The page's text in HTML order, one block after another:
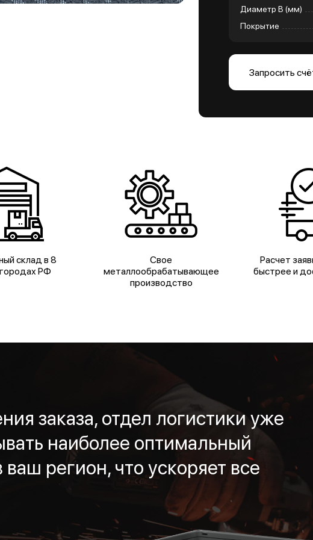
Диаметр B (мм)
Покрытие
Запросить
склад в 8
РФ
Свое
металлообрабатывающее
производство
Расчет
быстрее и
заказа, отдел логистики уже
наиболее оптимальный
регион, что ускоряет все